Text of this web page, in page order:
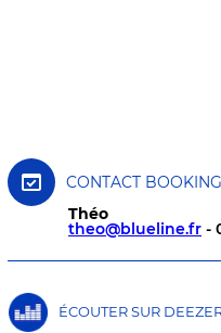
CONTACT BOOKING
Théo
theo@blueline.fr -
ÉCOUTER SUR